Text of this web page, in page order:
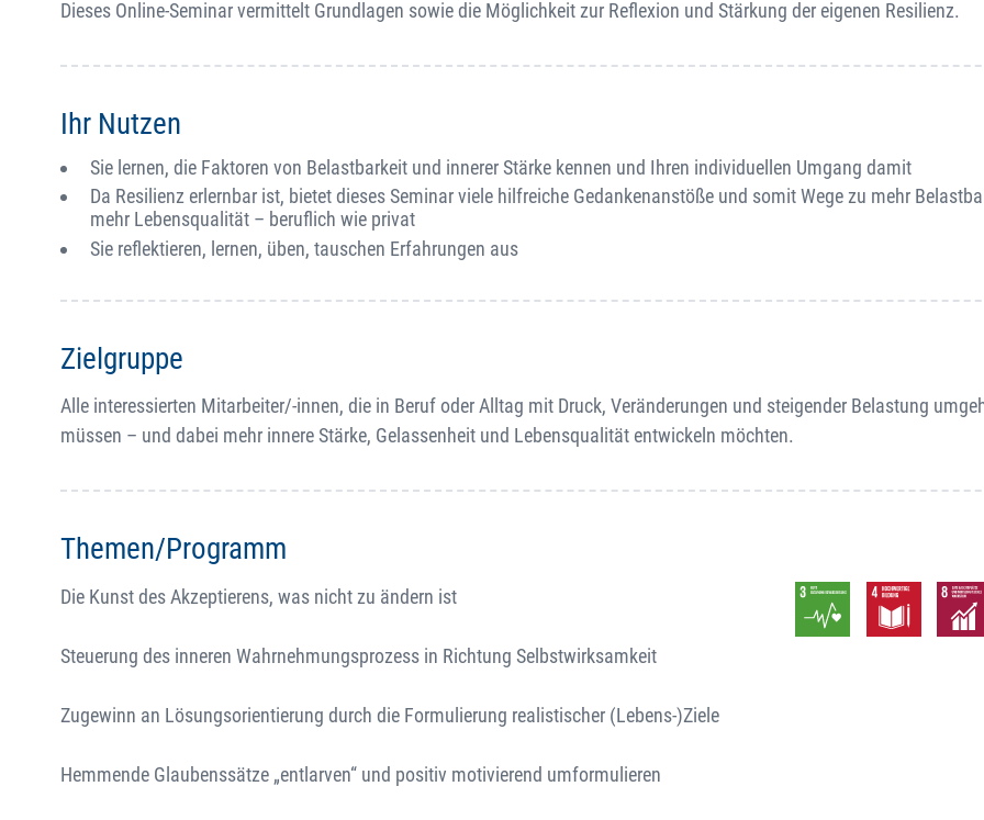
Dieses Online-Seminar vermittelt Grundlagen sowie die Möglichkeit zur Reflexion und Stärkung der eigenen Resilienz.
Ihr Nutzen
Sie lernen, die Faktoren von Belastbarkeit und innerer Stärke kennen und Ihren individuellen Umgang damit
Da Resilienz erlernbar ist, bietet dieses Seminar viele hilfreiche Gedankenanstöße und somit Wege zu mehr
mehr Lebensqualität – beruflich wie privat
Sie reflektieren, lernen, üben, tauschen Erfahrungen aus
Zielgruppe
Alle interessierten Mitarbeiter/-innen, die in Beruf oder Alltag mit Druck, Veränderungen und steigender Belastung
müssen – und dabei mehr innere Stärke, Gelassenheit und Lebensqualität entwickeln möchten.
Themen/Programm
Die Kunst des Akzeptierens, was nicht zu ändern ist
Steuerung des inneren Wahrnehmungsprozess in Richtung Selbstwirksamkeit
Zugewinn an Lösungsorientierung durch die Formulierung realistischer (Lebens-)Ziele
Hemmende Glaubenssätze „entlarven“ und positiv motivierend umformulieren